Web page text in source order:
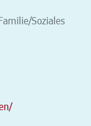
Soziales